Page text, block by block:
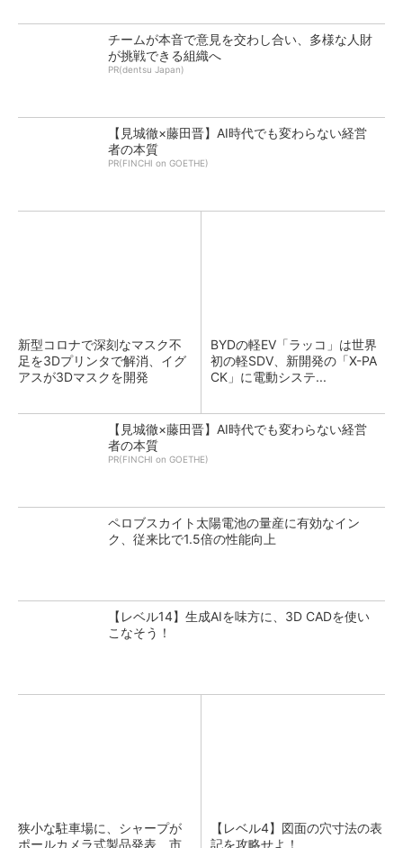
チームが本音で意見を交わし合い、多様な人財
が挑戦できる組織へ
PR(dentsu Japan)
【見城徹×藤田晋】AI時代でも変わらない経営
者の本質
PR(FINCHI on GOETHE)
新型コロナで深刻なマスク不
足を3Dプリンタで解消、イグ
アスが3Dマスクを開発
BYDの軽EV「ラッコ」は世界
初の軽SDV、新開発の「X-PA
CK」に電動システ...
【見城徹×藤田晋】AI時代でも変わらない経営
者の本質
PR(FINCHI on GOETHE)
ペロブスカイト太陽電池の量産に有効なイン
ク、従来比で1.5倍の性能向上
【レベル14】生成AIを味方に、3D CADを使い
こなそう！
狭小な駐車場に、シャープが
ポールカメラ式製品発表 市
【レベル4】図面の穴寸法の表
記を攻略せよ！